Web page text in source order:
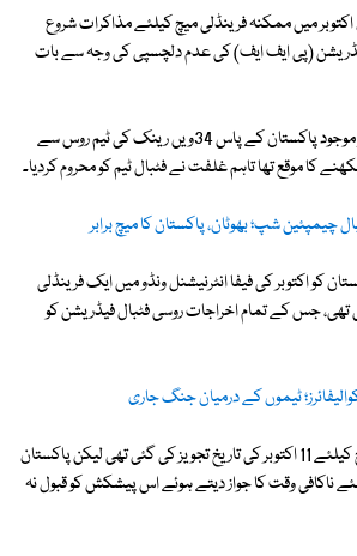
میں ممکنہ فرینڈلی میچ کیلئے مذاکرات شروع
(پی ایف ایف) کی عدم دلچسپی کی وجہ سے بات
عالمی رینکنگ میں 195 پر موجود پاکستان کے پاس 34ویں رینک کی ٹیم روس سے
کا موقع تھا تاہم غلفت نے فٹبال ٹیم کو محروم کردیا۔
کو اکتوبر کی فیفا انٹرنیشنل ونڈو میں ایک فرینڈلی
جس کے تمام اخراجات روسی فٹبال فیڈریشن کو
ٹیموں کے درمیان جنگ جاری
روس میں ہونے والے اس میچ کیلئے 11 اکتوبر کی تاریخ تجویز کی گئی تھی لیکن پاکستان
ناکافی وقت کا جواز دیتے ہوئے اس پیشکش کو قبول نہ